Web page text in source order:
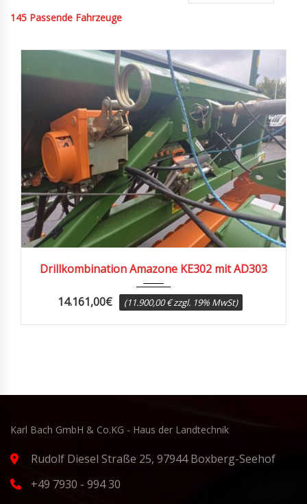
145 Passende Fahrzeuge
Drillkombination Amazone KE302 mit AD303
14.161,00€ (11.900,00 € zzgl. 19% MwSt)
Karl Bach GmbH & Co.KG - Haus der Landtechnik
Rudolf Diesel Straße 25, 97944 Boxberg-Seehof
+49 7930 - 994 30